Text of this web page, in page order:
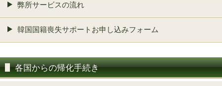
弊所サービスの流れ
韓国国籍喪失サポートお申し込みフォーム
各国からの帰化手続き